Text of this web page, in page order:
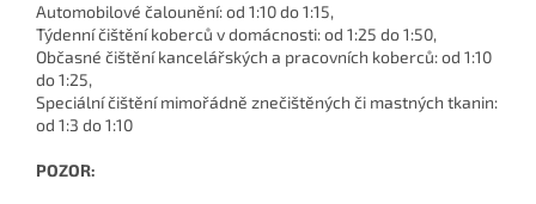
Automobilové čalounění: od 1:10 do 1:15,
Týdenní čištění koberců v domácnosti: od 1:25 do 1:50,
Občasné čištění kancelářských a pracovních koberců: od 1:10
do 1:25,
Speciální čištění mimořádně znečištěných či mastných tkanin:
od 1:3 do 1:10
POZOR: